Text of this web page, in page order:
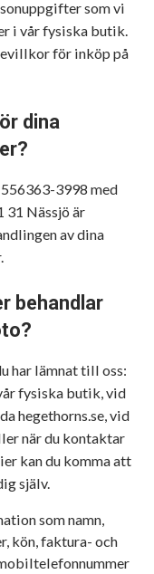
som vi
i vår fysiska butik.
för inköp på
dina
3998 med
31 Nässjö är
av dina
behandlar
har lämnat till oss:
fysiska butik, vid
hegethorns.se, vid
när du kontaktar
kan du komma att
själv.
som namn,
kön, faktura- och